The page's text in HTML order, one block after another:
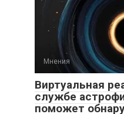
Мнения
Виртуальная
службе
поможет